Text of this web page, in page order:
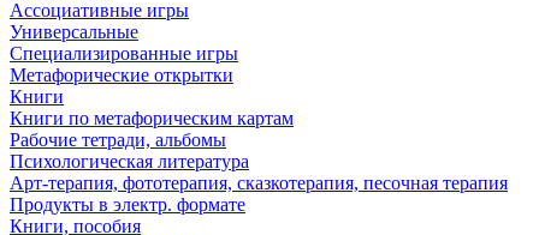
Ассоциативные игры
Универсальные
Специализированные игры
Метафорические открытки
Книги
Книги по метафорическим картам
Рабочие тетради, альбомы
Психологическая литература
Арт-терапия, фототерапия, сказкотерапия, песочная терапия
Продукты в электр. формате
Книги, пособия